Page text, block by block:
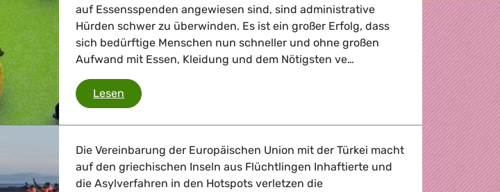
auf Essensspenden angewiesen sind, sind administrative
Hürden schwer zu überwinden. Es ist ein großer Erfolg, dass
sich bedürftige Menschen nun schneller und ohne großen
Aufwand mit Essen, Kleidung und dem Nötigsten ve…
Lesen Grüne/EFA setzen leicht zugängliche Hilfe durch
Die Vereinbarung der Europäischen Union mit der Türkei macht
auf den griechischen Inseln aus Flüchtlingen Inhaftierte und
die Asylverfahren in den Hotspots verletzen die